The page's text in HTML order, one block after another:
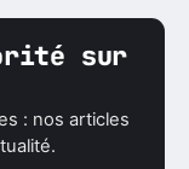
sur
: nos articles